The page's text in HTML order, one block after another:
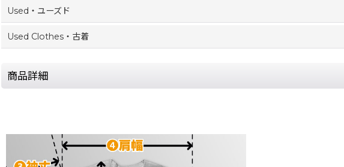
Used・ユーズド
Used Clothes・古着
商品詳細